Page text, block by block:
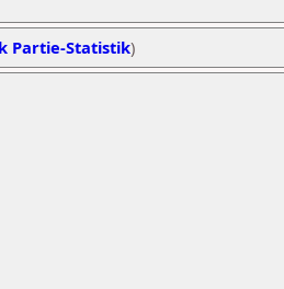
Partie-Statistik)